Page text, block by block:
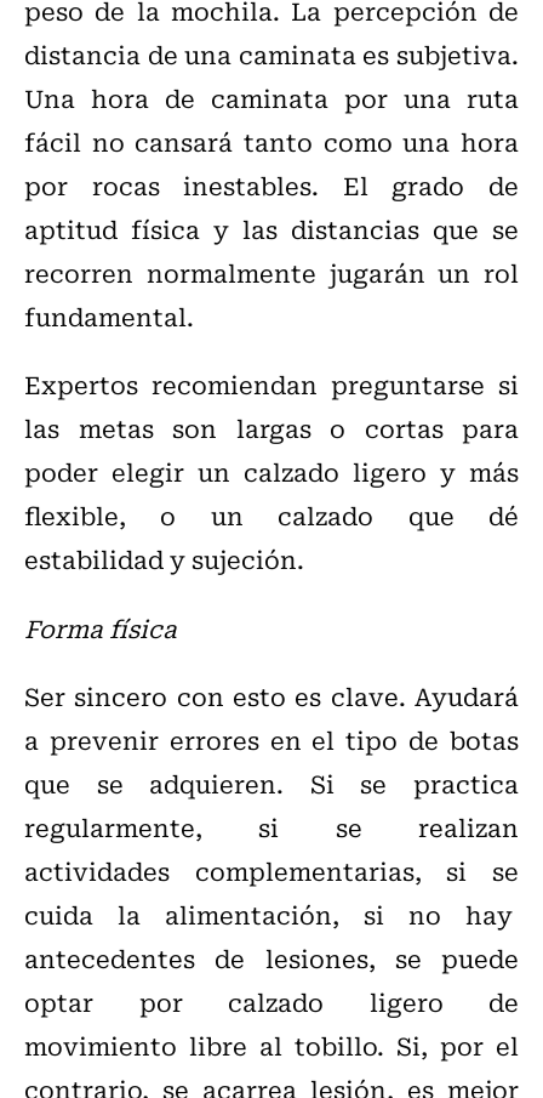
peso de la mochila. La percepción de
distancia de una caminata es subjetiva.
Una hora de caminata por una ruta
fácil no cansará tanto como una hora
por rocas inestables. El grado de
aptitud física y las distancias que se
recorren normalmente jugarán un rol
fundamental.
Expertos recomiendan preguntarse si
las metas son largas o cortas para
poder elegir un calzado ligero y más
flexible, o un calzado que dé
estabilidad y sujeción.
Forma física
Ser sincero con esto es clave. Ayudará
a prevenir errores en el tipo de botas
que se adquieren. Si se practica
regularmente, si se realizan
actividades complementarias, si se
cuida la alimentación, si no hay
antecedentes de lesiones, se puede
optar por calzado ligero de
movimiento libre al tobillo. Si, por el
contrario, se acarrea lesión, es mejor